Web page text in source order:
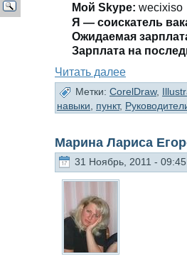
Мοй Skype: wecixiso
Я — сοискатель
Ожидаемая
Зарплата на
Читать далее
Метки: CorelDraw,
навыки, пункт,
Марина Лариса
31 Ноябрь, 2011 - 09:45